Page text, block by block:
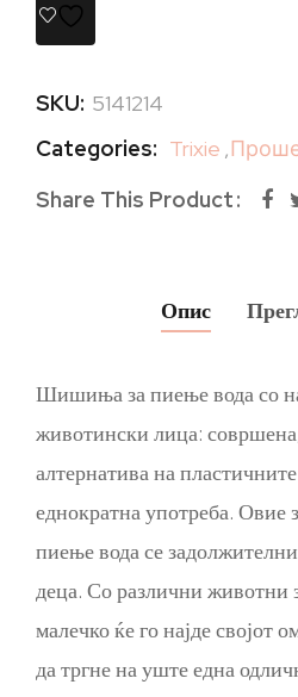
SKU: 5141214
Categories: Trixie ,
Share This Product
Опис
Шишиња за пиење вода со
животински лица:
алтернатива на
еднократна употреба.
пиење вода се
деца. Со различни животни
малечко ќе го најде својот
да тргне на уште една